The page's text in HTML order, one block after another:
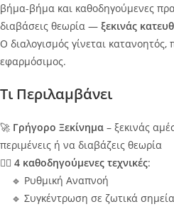
βήμα-βήμα και καθοδηγούμενες
διαβάσεις θεωρία — ξεκινάς
Ο διαλογισμός γίνεται κατανοητός,
εφαρμόσιμος.
Τι Περιλαμβάνει
🚀 Γρήγορο Ξεκίνημα – ξεκινάς
περιμένεις ή να διαβάζεις θεωρία
🧘‍♂️ 4 καθοδηγούμενες τεχνικές:
🔹 Ρυθμική Αναπνοή
🔹 Συγκέντρωση σε ζωτικά